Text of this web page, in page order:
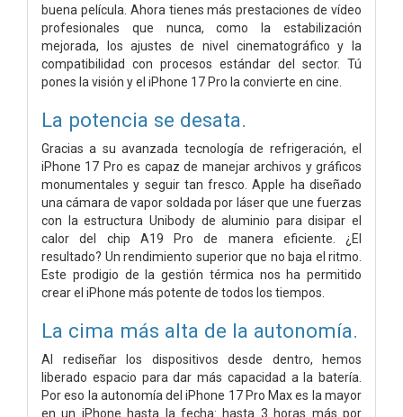
buena película. Ahora tienes más prestaciones de vídeo
profesionales que nunca, como la estabilización
mejorada, los ajustes de nivel cinematográfico y la
compatibilidad con procesos estándar del sector. Tú
pones la visión y el iPhone 17 Pro la convierte en cine.
La potencia se desata.
Gracias a su avanzada tecnología de refrigeración, el
iPhone 17 Pro es capaz de manejar archivos y gráficos
monumentales y seguir tan fresco. Apple ha diseñado
una cámara de vapor soldada por láser que une fuerzas
con la estructura Unibody de aluminio para disipar el
calor del chip A19 Pro de manera eficiente. ¿El
resultado? Un rendimiento superior que no baja el ritmo.
Este prodigio de la gestión térmica nos ha permitido
crear el iPhone más potente de todos los tiempos.
La cima más alta de la autonomía.
Al rediseñar los dispositivos desde dentro, hemos
liberado espacio para dar más capacidad a la batería.
Por eso la autonomía del iPhone 17 Pro Max es la mayor
en un iPhone hasta la fecha: hasta 3 horas más por